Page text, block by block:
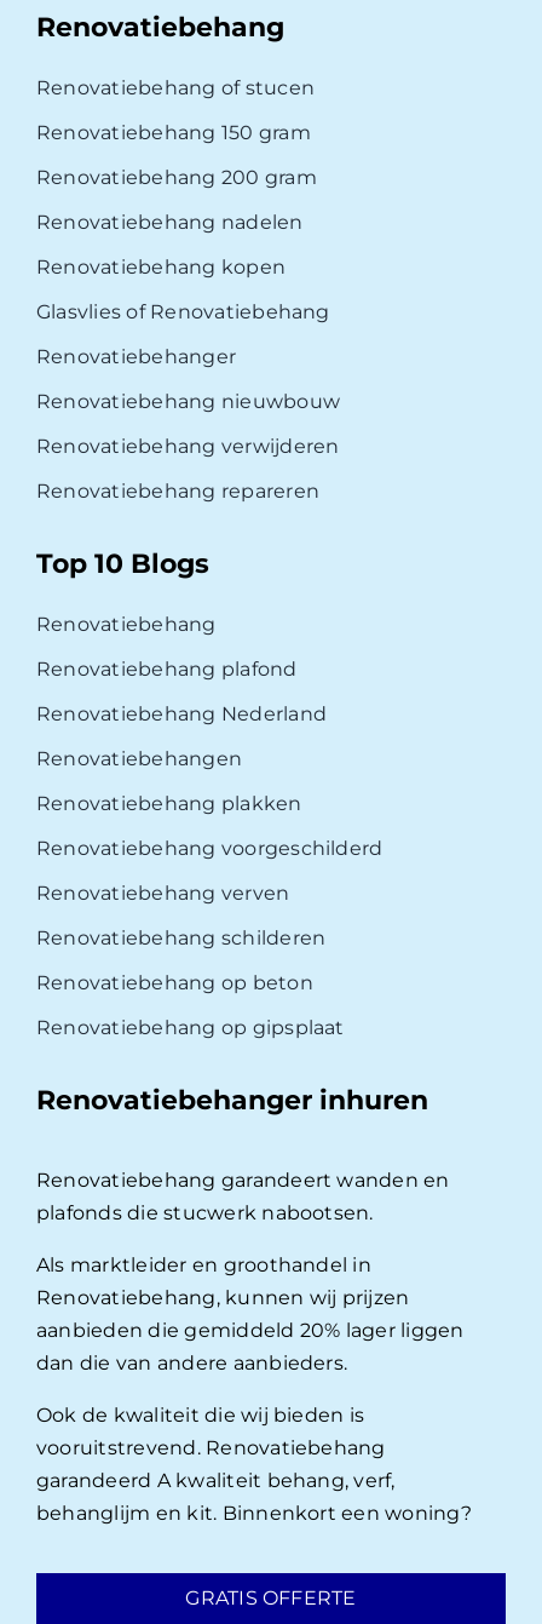
Renovatiebehang
Renovatiebehang of stucen
Renovatiebehang 150 gram
Renovatiebehang 200 gram
Renovatiebehang nadelen
Renovatiebehang kopen
Glasvlies of Renovatiebehang
Renovatiebehanger
Renovatiebehang nieuwbouw
Renovatiebehang verwijderen
Renovatiebehang repareren
Top 10 Blogs
Renovatiebehang
Renovatiebehang plafond
Renovatiebehang Nederland
Renovatiebehangen
Renovatiebehang plakken
Renovatiebehang voorgeschilderd
Renovatiebehang verven
Renovatiebehang schilderen
Renovatiebehang op beton
Renovatiebehang op gipsplaat
Renovatiebehanger inhuren
Renovatiebehang garandeert wanden en
plafonds die stucwerk nabootsen.
Als marktleider en groothandel in
Renovatiebehang, kunnen wij prijzen
aanbieden die gemiddeld 20% lager liggen
dan die van andere aanbieders.
Ook de kwaliteit die wij bieden is
vooruitstrevend. Renovatiebehang
garandeerd A kwaliteit behang, verf,
behanglijm en kit. Binnenkort een woning?
GRATIS OFFERTE